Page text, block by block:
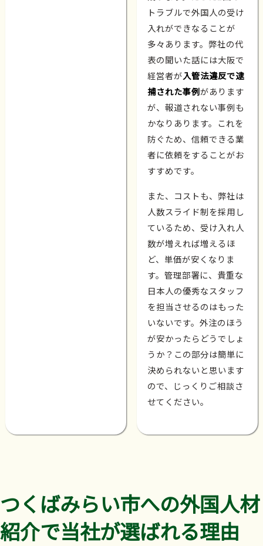
トラブルで外国人の受け
入れができなることが
多々あります。弊社の代
表の聞いた話には大阪で
経営者が入管法違反で逮
捕された事例があります
が、報道されない事例も
かなりあります。これを
防ぐため、信頼できる業
者に依頼をすることがお
すすめです。
また、コストも、弊社は
人数スライド制を採用し
ているため、受け入れ人
数が増えれば増えるほ
ど、単価が安くなりま
す。管理部署に、貴重な
日本人の優秀なスタッフ
を担当させるのはもった
いないです。外注のほう
が安かったらどうでしょ
うか？この部分は簡単に
決められないと思います
ので、じっくりご相談さ
せてください。
つくばみらい市への外国人材
紹介で当社が選ばれる理由